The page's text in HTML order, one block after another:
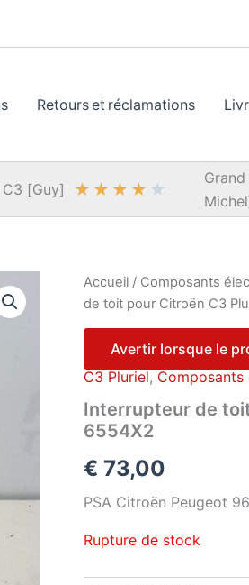
Retours et réclamations
[Guy] ★ ★ ★ ★ ★
Accueil / Composants
de toit pour Citroën C3
Avertir lorsque le
C3 Pluriel, Composants
Interrupteur de
6554X2
€ 73,00
PSA Citroën Peugeot
Rupture de stock